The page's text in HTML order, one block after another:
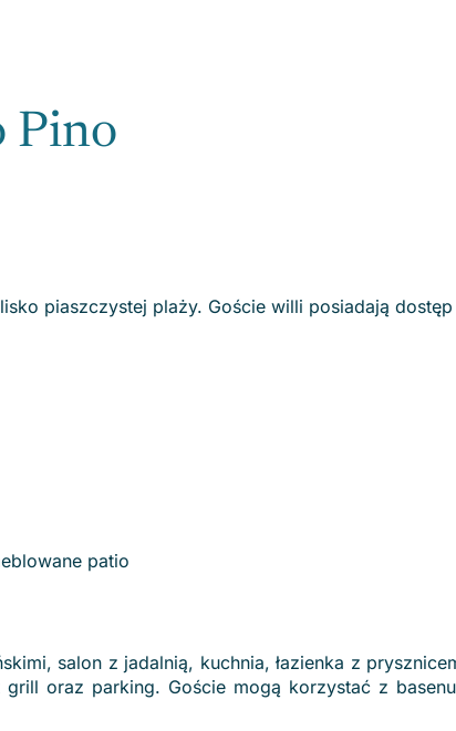
Pino
piaszczystej plaży. Goście willi posiadają
patio
salon z jadalnią, kuchnia, łazienka z
oraz parking. Goście mogą korzystać z